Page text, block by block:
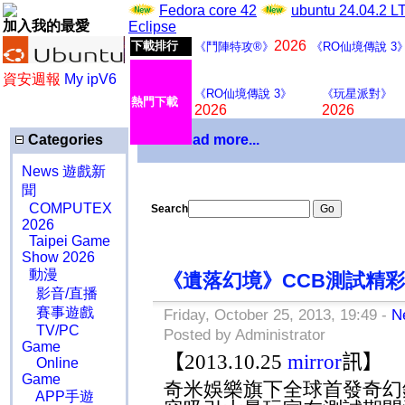
加入我的最愛
資安週報 My ipV6
Fedora core 42
ubuntu 24.04.2
Eclipse
下載排行 《鬥陣特攻®》 2026 《RO仙境傳說 3
熱門下載
《RO仙境傳說 3》
2026
《玩星派對》
2026
Categories
News 遊戲新
聞
COMPUTEX
2026
Taipei Game
Show 2026
動漫
影音/直播
賽事遊戲
TV/PC
Game
Online
Game
APP手遊
Download more...
Search
《遺落幻境》CCB測試精
Friday, October 25, 2013, 19:49 -
Posted by Administrator
【2013.10.25 mirror訊】
奇米娛樂旗下全球首發奇